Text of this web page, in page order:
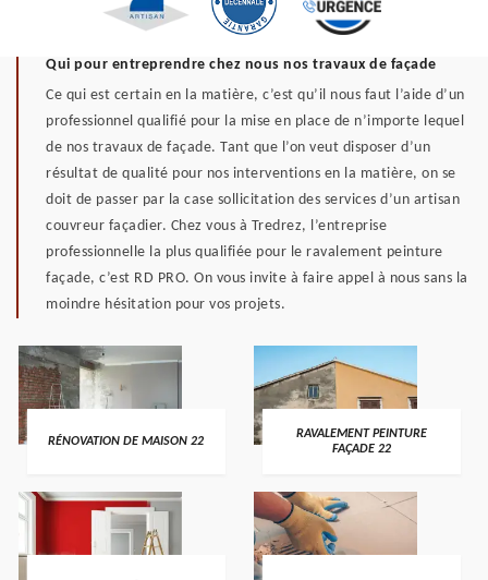
Qui pour entreprendre chez nous nos travaux de façade
Ce qui est certain en la matière, c’est qu’il nous faut l’aide d’un
professionnel qualifié pour la mise en place de n’importe lequel
de nos travaux de façade. Tant que l’on veut disposer d’un
résultat de qualité pour nos interventions en la matière, on se
doit de passer par la case sollicitation des services d’un artisan
couvreur façadier. Chez vous à Tredrez, l’entreprise
professionnelle la plus qualifiée pour le ravalement peinture
façade, c’est RD PRO. On vous invite à faire appel à nous sans la
moindre hésitation pour vos projets.
RÉNOVATION DE MAISON 22
RAVALEMENT PEINTURE
FAÇADE 22